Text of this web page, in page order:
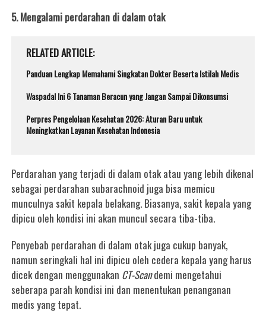
5. Mengalami perdarahan di dalam otak
RELATED ARTICLE
Panduan Lengkap Memahami Singkatan Dokter Beserta Istilah Medis
Waspada! Ini 6 Tanaman Beracun yang Jangan Sampai Dikonsumsi
Perpres Pengelolaan Kesehatan 2026: Aturan Baru untuk
Meningkatkan Layanan Kesehatan Indonesia
Perdarahan yang terjadi di dalam otak atau yang lebih dikenal
sebagai perdarahan subarachnoid juga bisa memicu
munculnya sakit kepala belakang. Biasanya, sakit kepala yang
dipicu oleh kondisi ini akan muncul secara tiba-tiba.
Penyebab perdarahan di dalam otak juga cukup banyak,
namun seringkali hal ini dipicu oleh cedera kepala yang harus
dicek dengan menggunakan CT-Scandemi mengetahui
seberapa parah kondisi ini dan menentukan penanganan
medis yang tepat.